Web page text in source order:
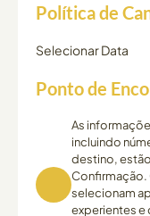
Política de
Selecionar Data
Ponto de
As
incluindo
destino,
Confirmação.
selecionam
experientes e